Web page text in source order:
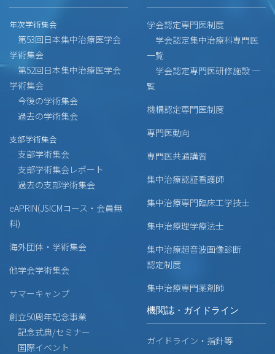
年次学術集会
第53回日本集中治療医学会
学術集会
第52回日本集中治療医学会
学術集会
今後の学術集会
過去の学術集会
支部学術集会
支部学術集会
支部学術集会レポート
過去の支部学術集会
eAPRIN(JSICMコース・会員無
料)
海外団体・学術集会
他学会学術集会
サマーキャンプ
創立50周年記念事業
記念式典/セミナー
国際イベント
学会認定専門医制度
学会認定集中治療科専門医
一覧
学会認定専門医研修施設 一
覧
機構認定専門医制度
専門医動向
専門医共通講習
集中治療認証看護師
集中治療専門臨床工学技士
集中治療理学療法士
集中治療超音波画像診断
認定制度
集中治療専門薬剤師
機関誌・ガイドライン
ガイドライン・指針等